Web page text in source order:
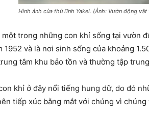
Hình ảnh của thủ lĩnh Yakei. (Ảnh: Vườn động vật
một trong những con khỉ sống tại vườn
1952 và là nơi sinh sống của khoảng
tâm khu bảo tồn và thường tập
khỉ ở đây nổi tiếng hung dữ, do đó
tiếp xúc bằng mắt với chúng vì